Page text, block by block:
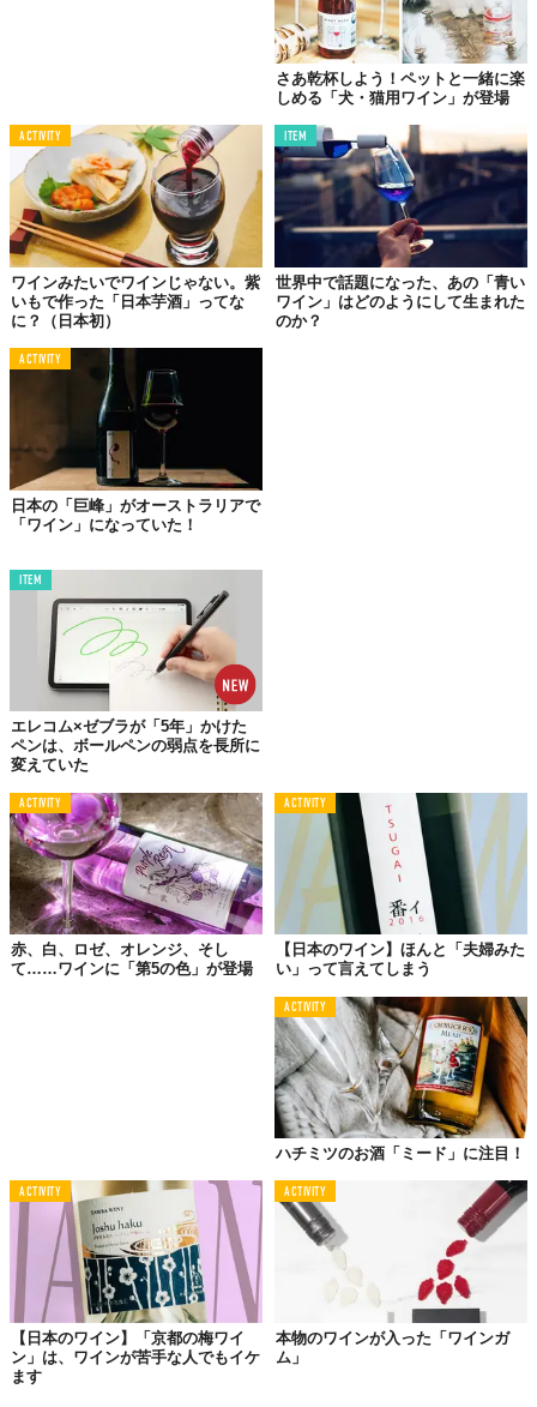
棄せざるを得ない現状は、大きな課題だったという。そこで同社
廃棄生姜を使ったワイン造りだ。
先月より発売された「ジンジャーワイン」と「ジンジャースパー
クリングワイン」は、国内ワインコンクールで高評価を得ている
白百合醸造の白ワインをベースに、同社自慢の鹿児島県産「黄金
生姜」から作った蒸留酒をブレンド。「飲んだことのないテイス
ト」と、代表取締役の坂口昌隆氏は自信をのぞかせる。味わい
は、ピリッと辛みを感じつつも飲みやすく、どんな料理にも合う
味わいが特徴だという。
サステナビリティでお酒を楽しむ時代へ
廃棄生姜の活用は、SDGs目標12
成にも貢献する。「サステナビリティ」がキーワードとして叫ば
れる昨今、環境問題に取り組む企業姿勢は、消費者からの共感や
信頼獲得にもつながるだろう。さらに、廃棄されていた資源を活
用することで、新たな収益源を生み出すことも可能になる。まさ
しく循環型経済の実現であり、持続可能な社会の実現に向けた好
事例と言えるのではないだろうか。
「ジンジャーワイン」、食品ロス削減への具体的なアクションと
して、私たち消費者が手に取りやすい商品がまたひとつ誕生し
た。
『ジンジャーワイン / ジンジャースパークリングワイン
【製品名】ジンジャーワイン
【容量】500ml
【アルコール度数】20％
【品目】リキュール
【販売小売価格】4500円（税別）
【製品名】ジンジャースパークリングワイン
【容量】720ml
【アルコール度数】8％
【品目】リキュール
【販売小売価格】4500円（税別）
https://eihoufoods.co.jp/pages/gingerwine
👀GenZ's Eye👀
廃棄食糧を原料にしつつ、生姜と白ワインとい
う組み合わせが新しい。パッケージもシンプル
で可愛いので、クリスマスパーティーや忘年会
の手土産にもよさそう！
さあ乾杯しよう！ペットと一緒に楽
しめる「犬・猫用ワイン」が登場
ACTIVITY
ワインみたいでワインじゃない。紫
いもで作った「日本芋酒」ってな
に？（日本初）
ITEM
世界中で話題になった、あの「青い
ワイン」はどのようにして生まれた
のか？
ACTIVITY
日本の「巨峰」がオーストラリアで
「ワイン」になっていた！
ITEM
エレコム×ゼブラが「5年」かけた
ペンは、ボールペンの弱点を長所に
変えていた
ACTIVITY
赤、白、ロゼ、オレンジ、そし
て……ワインに「第5の色」が登場
ACTIVITY
【日本のワイン】ほんと「夫婦みた
い」って言えてしまう
ACTIVITY
ハチミツのお酒「ミード」に注目！
ACTIVITY
【日本のワイン】「京都の梅ワイ
ン」は、ワインが苦手な人でもイケ
ます
ACTIVITY
本物のワインが入った「ワインガ
ム」